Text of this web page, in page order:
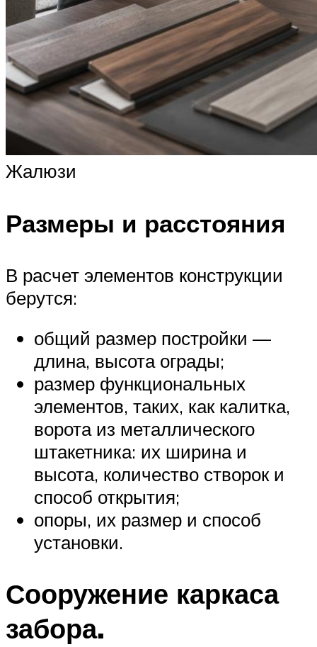
Жалюзи
Размеры и расстояния
В расчет элементов конструкции
берутся:
общий размер постройки —
длина, высота ограды;
размер функциональных
элементов, таких, как калитка,
ворота из металлического
штакетника: их ширина и
высота, количество створок и
способ открытия;
опоры, их размер и способ
установки.
Сооружение каркаса
забора.